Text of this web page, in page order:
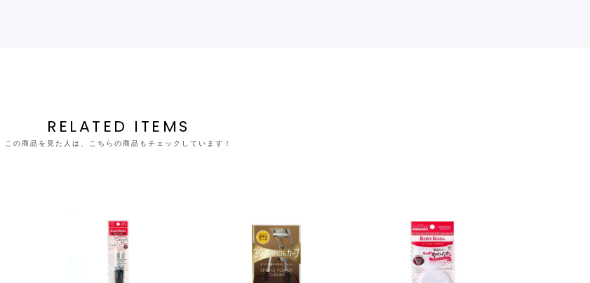
RELATED ITEMS
この商品を見た人は、こちらの商品もチェックしています！